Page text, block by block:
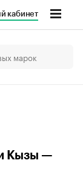
кабинет
Кызы —